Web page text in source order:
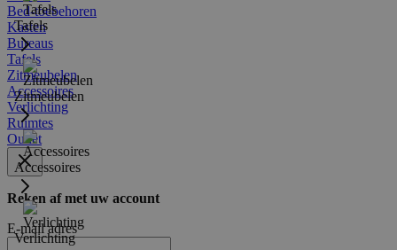
Tafels
Zitmeubelen
Accessoires
Verlichting
Bed-toebehoren
Kasten
Bureaus
Tafels
Zitmeubelen
Accessoires
Verlichting
Ruimtes
Outlet
Reken af met uw account
E-mail adres